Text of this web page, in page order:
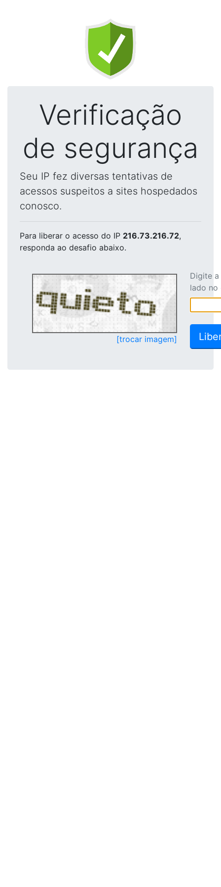
Verificação
de segurança
Seu IP fez diversas tentativas de
acessos suspeitos a sites hospedados
conosco.
Para liberar o acesso do IP 216.73.216.72,
responda ao desafio abaixo.
[trocar imagem]
Digite
lado no